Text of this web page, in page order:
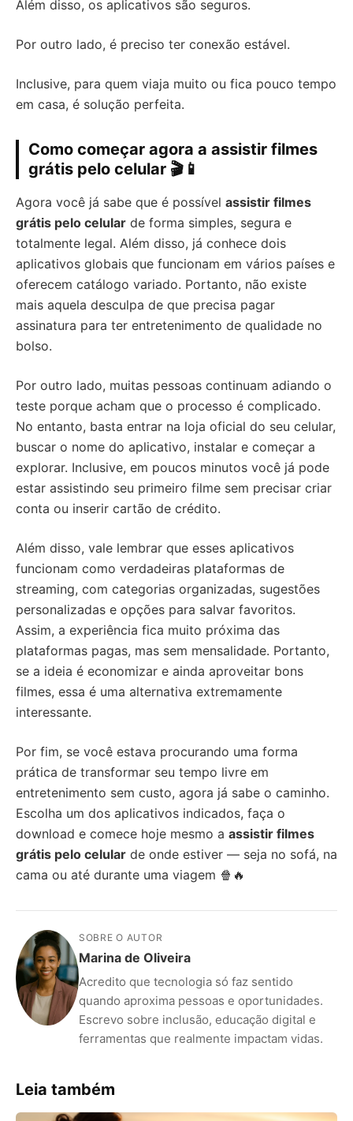
Além disso, os aplicativos são seguros.
Por outro lado, é preciso ter conexão estável.
Inclusive, para quem viaja muito ou fica pouco tempo
em casa, é solução perfeita.
Como começar agora a assistir filmes
grátis pelo celular 🎬📱
Agora você já sabe que é possível assistir filmes
grátis pelo celular de forma simples, segura e
totalmente legal. Além disso, já conhece dois
aplicativos globais que funcionam em vários países e
oferecem catálogo variado. Portanto, não existe
mais aquela desculpa de que precisa pagar
assinatura para ter entretenimento de qualidade no
bolso.
Por outro lado, muitas pessoas continuam adiando o
teste porque acham que o processo é complicado.
No entanto, basta entrar na loja oficial do seu celular,
buscar o nome do aplicativo, instalar e começar a
explorar. Inclusive, em poucos minutos você já pode
estar assistindo seu primeiro filme sem precisar criar
conta ou inserir cartão de crédito.
Além disso, vale lembrar que esses aplicativos
funcionam como verdadeiras plataformas de
streaming, com categorias organizadas, sugestões
personalizadas e opções para salvar favoritos.
Assim, a experiência fica muito próxima das
plataformas pagas, mas sem mensalidade. Portanto,
se a ideia é economizar e ainda aproveitar bons
filmes, essa é uma alternativa extremamente
interessante.
Por fim, se você estava procurando uma forma
prática de transformar seu tempo livre em
entretenimento sem custo, agora já sabe o caminho.
Escolha um dos aplicativos indicados, faça o
download e comece hoje mesmo a assistir filmes
grátis pelo celular de onde estiver — seja no sofá, na
cama ou até durante uma viagem 🍿🔥
SOBRE O AUTOR
Marina de Oliveira
Acredito que tecnologia só faz sentido
quando aproxima pessoas e oportunidades.
Escrevo sobre inclusão, educação digital e
ferramentas que realmente impactam vidas.
Leia também